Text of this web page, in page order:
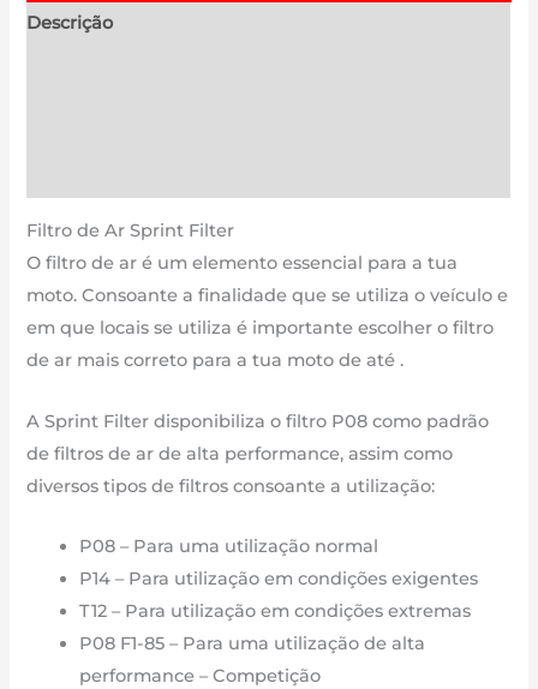
125
-
SM219T12
de
2018
até
Descrição
Filtro de Ar Sprint Filter
O filtro de ar é um elemento essencial para a tua
moto. Consoante a finalidade que se utiliza o veículo e
em que locais se utiliza é importante escolher o filtro
de ar mais correto para a tua moto de até .
A Sprint Filter disponibiliza o filtro P08 como padrão
de filtros de ar de alta performance, assim como
diversos tipos de filtros consoante a utilização:
P08 – Para uma utilização normal
P14 – Para utilização em condições exigentes
T12 – Para utilização em condições extremas
P08 F1-85 – Para uma utilização de alta
performance – Competição